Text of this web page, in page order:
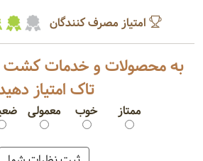
امتیاز مصرف کنندگان
به محصولات و خدمات
تاک امتیاز
معمولی خوب ممتاز